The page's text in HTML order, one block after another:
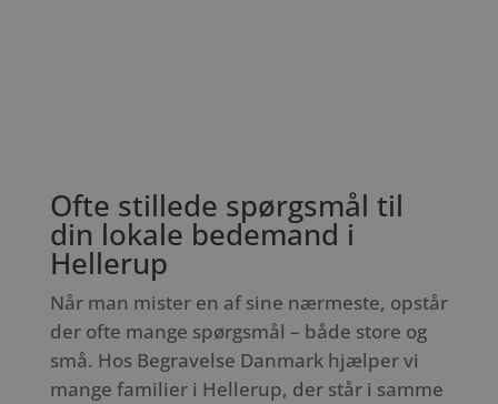
Ofte stillede spørgsmål til
din lokale bedemand i
Hellerup
Når man mister en af sine nærmeste, opstår
der ofte mange spørgsmål – både store og
små. Hos Begravelse Danmark hjælper vi
mange familier i Hellerup, der står i samme